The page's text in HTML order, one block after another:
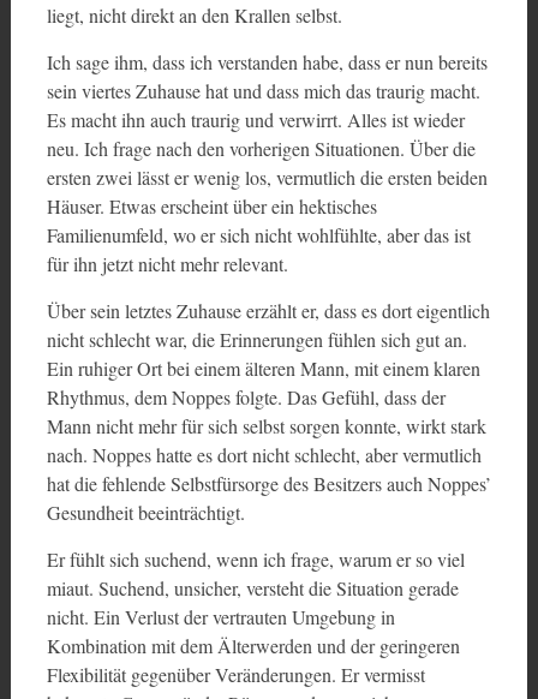
liegt, nicht direkt an den Krallen selbst.
Ich sage ihm, dass ich verstanden habe, dass er nun bereits
sein viertes Zuhause hat und dass mich das traurig macht.
Es macht ihn auch traurig und verwirrt. Alles ist wieder
neu. Ich frage nach den vorherigen Situationen. Über die
ersten zwei lässt er wenig los, vermutlich die ersten beiden
Häuser. Etwas erscheint über ein hektisches
Familienumfeld, wo er sich nicht wohlfühlte, aber das ist
für ihn jetzt nicht mehr relevant.
Über sein letztes Zuhause erzählt er, dass es dort eigentlich
nicht schlecht war, die Erinnerungen fühlen sich gut an.
Ein ruhiger Ort bei einem älteren Mann, mit einem klaren
Rhythmus, dem Noppes folgte. Das Gefühl, dass der
Mann nicht mehr für sich selbst sorgen konnte, wirkt stark
nach. Noppes hatte es dort nicht schlecht, aber vermutlich
hat die fehlende Selbstfürsorge des Besitzers auch Noppes’
Gesundheit beeinträchtigt.
Er fühlt sich suchend, wenn ich frage, warum er so viel
miaut. Suchend, unsicher, versteht die Situation gerade
nicht. Ein Verlust der vertrauten Umgebung in
Kombination mit dem Älterwerden und der geringeren
Flexibilität gegenüber Veränderungen. Er vermisst